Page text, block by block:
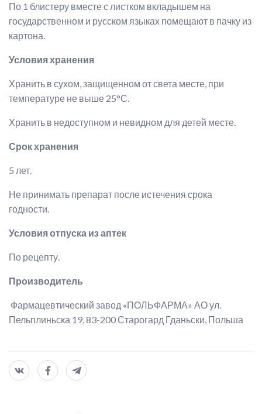
По 1 блистеру вместе с листком вкладышем на
государственном и русском языках помещают в пачку из
картона.
Условия хранения
Хранить в сухом, защищенном от света месте, при
температуре не выше 25°С.
Хранить в недоступном и невидном для детей месте.
Срок хранения
5 лет.
Не принимать препарат после истечения срока
годности.
Условия отпуска из аптек
По рецепту.
Производитель
Фармацевтический завод «ПОЛЬФАРМА» АО ул.
Пельплиньска 19, 83-200 Старогард Гданьски, Польша